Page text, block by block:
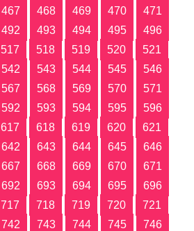
467 468 469 470
471
492 493 494 495
496
517 518 519 520
521
542 543 544 545
546
567 568 569 570
571
592 593 594 595
596
617 618 619 620
621
642 643 644 645
646
667 668 669 670
671
692 693 694 695
696
717 718 719 720
721
742 743 744 745
746